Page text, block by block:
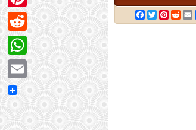
Facebook
Twitter
Pinterest
Reddit
WhatsApp
Email